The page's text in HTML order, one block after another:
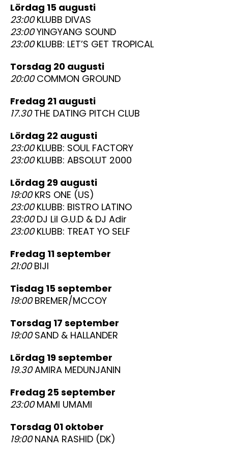
lördag 15 augusti
23:00KLUBB DIVAS
23:00YINGYANG SOUND
23:00KLUBB: LET’S GET TROPICAL
torsdag 20 augusti
20:00COMMON GROUND
fredag 21 augusti
17.30THE DATING PITCH CLUB
lördag 22 augusti
23:00KLUBB: SOUL FACTORY
23:00KLUBB: ABSOLUT 2000
lördag 29 augusti
19:00KRS ONE (US)
23:00KLUBB: BISTRO LATINO
23:00DJ Lil G.U.D & DJ Adir
23:00KLUBB: TREAT YO SELF
fredag 11 september
21:00BIJI
tisdag 15 september
19:00BREMER/MCCOY
torsdag 17 september
19:00SAND & HALLANDER
lördag 19 september
19.30AMIRA MEDUNJANIN
fredag 25 september
23:00MAMI UMAMI
torsdag 01 oktober
19:00NANA RASHID (DK)